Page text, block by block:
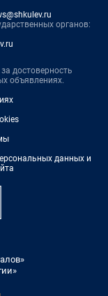
органов:
достоверность
объявлениях.
данных и